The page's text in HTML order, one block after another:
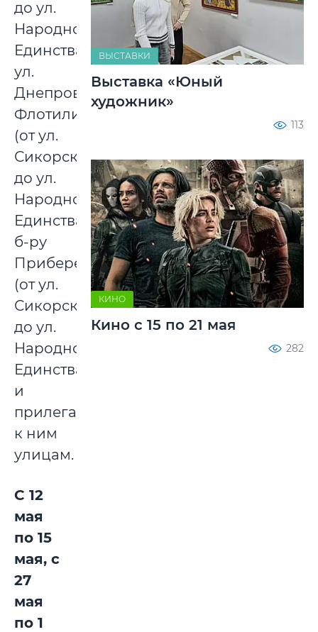
до ул.
Народного
Единства),
ул.
Днепровской
Флотилии
(от ул.
Сикорского
до ул.
Народного
Единства),
б-ру
Приберезинскому
(от ул.
Сикорского
до ул.
Народного
Единства),
и
прилегающим
к ним
улицам.
С 12
мая
по 15
мая, с
27
мая
по 1
ВЫСТАВКИ
Выставка «Юный
художник»
113
КИНО
Кино с 15 по 21 мая
282